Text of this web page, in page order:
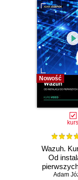
Nowość
kurs
Wazuh.
Od
Adam